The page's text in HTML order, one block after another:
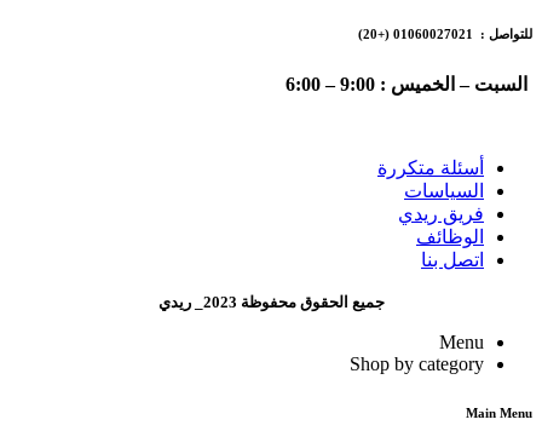
للتواصل : 01060027021 (+20)
السبت – الخميس : 9:00 – 6:00
أسئلة متكررة
السياسات
فريق ريدي
الوظائف
اتصل بنا
جميع الحقوق محفوظة 2023_ ريدي
Menu
Shop by category
Main Menu